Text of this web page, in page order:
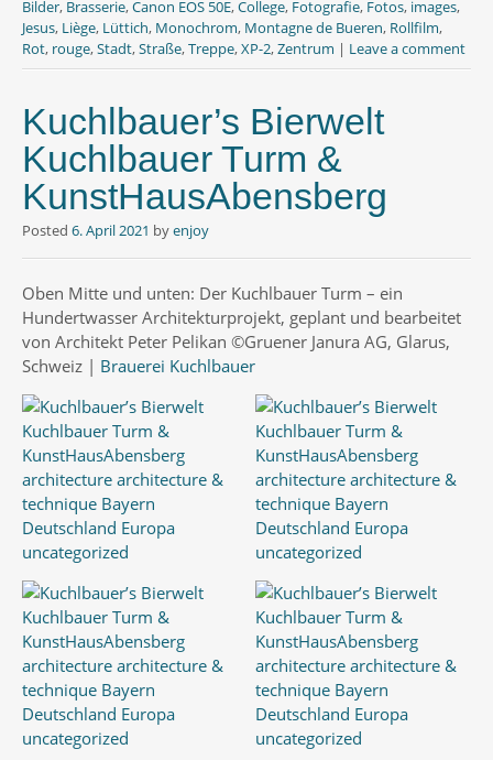
o
k
r p
p
Bilder, Brasserie,Canon EOS 50E,College, Fotografie, Fotos, images,
Jesus, Liège, Lüttich, Monochrom, Montagne de Bueren, Rollfilm,
Rot, rouge,Stadt,Straße,Treppe,XP-2,Zentrum | Leave a comment
Kuchlbauer’s Bierwelt
Kuchlbauer Turm &
KunstHausAbensberg
Posted 6. April 2021 byenjoy
Oben Mitte und unten: Der Kuchlbauer Turm – ein
Hundertwasser Architekturprojekt, geplant und bearbeitet
von Architekt Peter Pelikan ©Gruener Janura AG, Glarus,
Schweiz | Brauerei Kuchlbauer